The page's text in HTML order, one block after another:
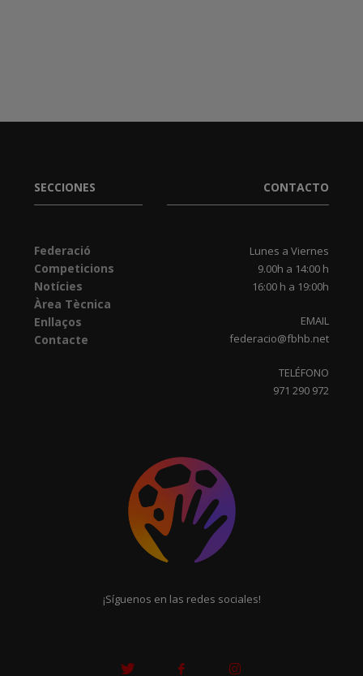
SECCIONES
Federació
Competicions
Notícies
Àrea Tècnica
Enllaços
Contacte
CONTACTO
Lunes a Viernes
9.00h a 14:00 h
16:00 h a 19:00h
EMAIL
federacio@fbhb.net
TELÉFONO
971 290 972
¡Síguenos en las redes sociales!